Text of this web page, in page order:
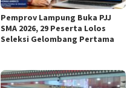
Pemprov Lampung Buka PJJ
SMA 2026, 29 Peserta Lolos
Seleksi Gelombang Pertama